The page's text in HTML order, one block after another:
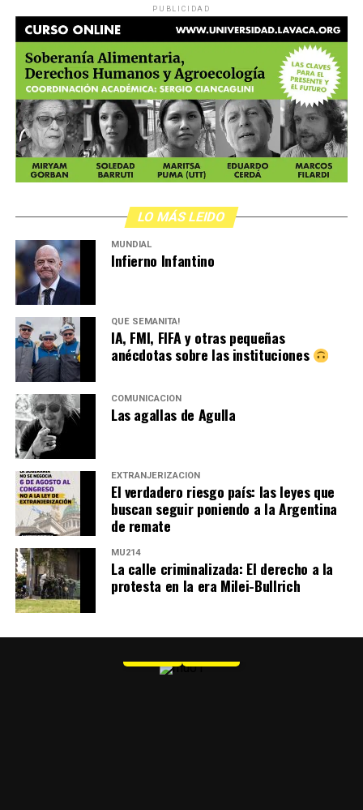
PUBLICIDAD
LO MÁS LEIDO
MUNDIAL
Infierno Infantino
QUÉ SEMANITA!
IA, FMI, FIFA y otras pequeñas
anécdotas sobre las instituciones
COMUNICACIÓN
Las agallas de Agulla
EXTRANJERIZACIÓN
El verdadero riesgo país: las leyes que
buscan seguir poniendo a la Argentina
de remate
MU214
La calle criminalizada: El derecho a la
protesta en la era Milei-Bullrich